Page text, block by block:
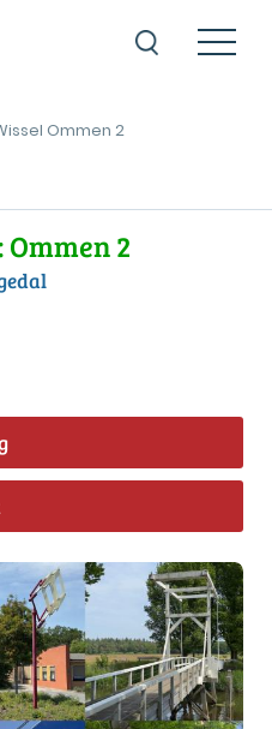
Ommen 2
Ommen 2